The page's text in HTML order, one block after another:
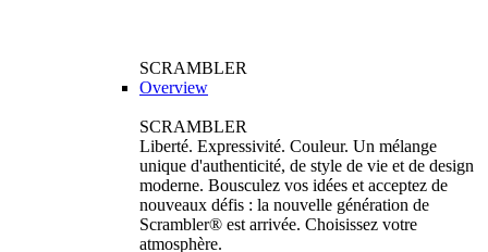
SCRAMBLER
Overview
SCRAMBLER
Liberté. Expressivité. Couleur. Un mélange
unique d'authenticité, de style de vie et de design
moderne. Bousculez vos idées et acceptez de
nouveaux défis : la nouvelle génération de
Scrambler® est arrivée. Choisissez votre
atmosphère.